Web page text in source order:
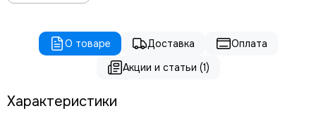
О товаре Доставка
Оплата
Акции и статьи (1)
Характеристики